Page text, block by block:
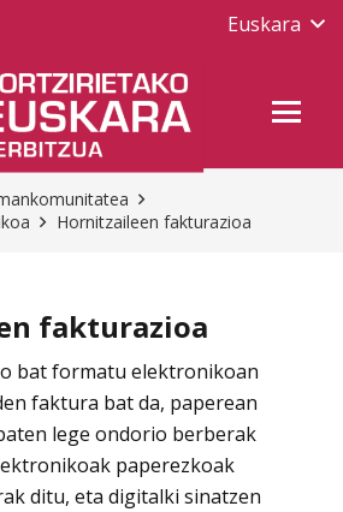
Euskara
Hornitzaileen fakturazioa
fakturazioa
bat formatu elektronikoan
faktura bat da, paperean
lege ondorio berberak
paperezkoak
ditu, eta digitalki sinatzen